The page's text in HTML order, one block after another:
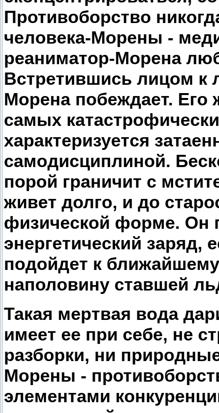
Противоборство
человека-Морены -
реаниматор-Морена
Встретившись лицом к
Морена побеждает. Его
самых
характеризуется
самодисциплиной.
порой граничит с
живет долго, и до
физической форме. Он
энергетический заряд,
подойдет к
наполовину ставшей
Такая мертвая вода
имеет ее при себе, не
разборки, ни
Морены -
элементами